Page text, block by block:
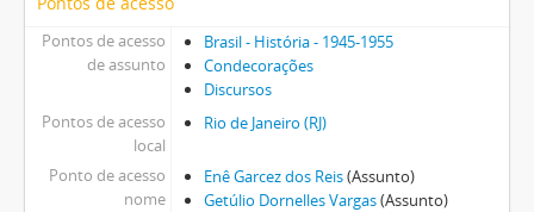
Pontos de acesso
de assunto
Brasil - História - 1945-1955
Condecorações
Discursos
Pontos de acesso
local
Rio de Janeiro (RJ)
Ponto de acesso
nome
Enê Garcez dos Reis(Assunto)
Getúlio Dornelles Vargas(Assunto)